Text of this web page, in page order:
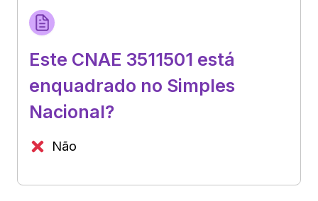
Este CNAE 3511501 está
enquadrado no Simples
Nacional?
Não